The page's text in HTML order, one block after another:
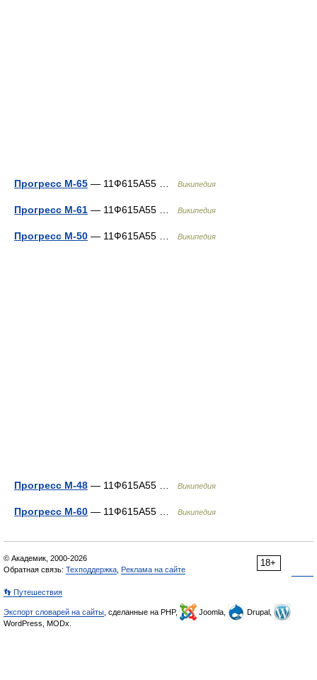
Прогресс М-65 — 11Ф615А55 … Википедия
Прогресс М-61 — 11Ф615А55 … Википедия
Прогресс М-50 — 11Ф615А55 … Википедия
Прогресс М-48 — 11Ф615А55 … Википедия
Прогресс М-60 — 11Ф615А55 … Википедия
18+
© Академик, 2000-2026
Обратная связь: Техподдержка Реклама на сайте
👣 Путешествия
Экспорт словарей на сайты , сделанные на PHP, Joomla,
Drupal,
WordPress, MODx.